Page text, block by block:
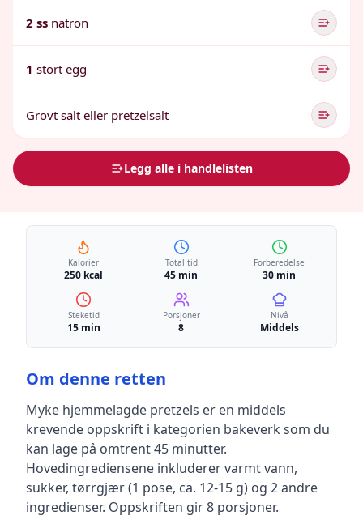
2 ss natron
1 stort egg
Grovt salt eller pretzelsalt
Legg alle i handlelisten
Kalorier
250 kcal
Total tid
45 min
Forberedelse
30 min
Steketid
15 min
Porsjoner
8
Nivå
Middels
Om denne retten
Myke hjemmelagde pretzels er en middels
krevende oppskrift i kategorien bakeverk som du
kan lage på omtrent 45 minutter.
Hovedingrediensene inkluderervarmt vann,
sukker, tørrgjær (1 pose, ca. 12-15 g) og 2 andre
ingredienser. Oppskriften gir8 porsjoner.